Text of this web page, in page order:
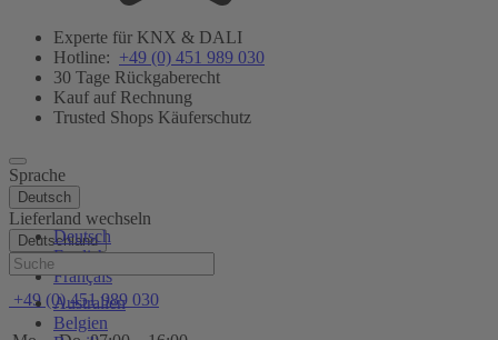
Experte für KNX & DALI
Hotline: +49 (0) 451 989 030
30 Tage Rückgaberecht
Kauf auf Rechnung
Trusted Shops Käuferschutz
Sprache
Deutsch
Deutsch
English
Français
Lieferland wechseln
Deutschland
Australien
Belgien
Hilfe
+49 (0) 451 989 030